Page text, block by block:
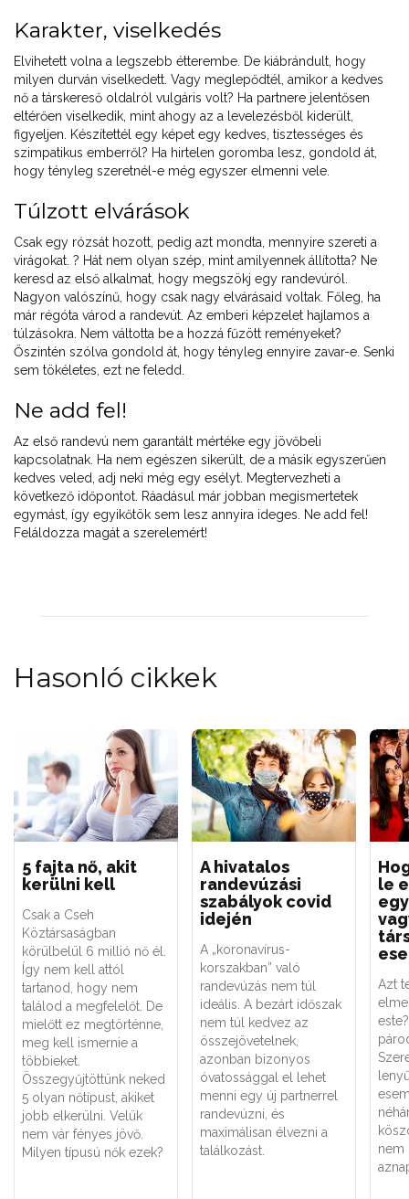
Karakter, viselkedés
Elvihetett volna a legszebb étterembe. De kiábrándult, hogy
milyen durván viselkedett. Vagy meglepődtél, amikor a kedves
nő a társkereső oldalról vulgáris volt? Ha partnere jelentősen
eltérően viselkedik, mint ahogy az a levelezésből kiderült,
figyeljen. Készítettél egy képet egy kedves, tisztességes és
szimpatikus emberről? Ha hirtelen goromba lesz, gondold át,
hogy tényleg szeretnél-e még egyszer elmenni vele.
Túlzott elvárások
Csak egy rózsát hozott, pedig azt mondta, mennyire szereti a
virágokat. ? Hát nem olyan szép, mint amilyennek állította? Ne
keresd az első alkalmat, hogy megszökj egy randevúról.
Nagyon valószínű, hogy csak nagy elvárásaid voltak. Főleg, ha
már régóta várod a randevút. Az emberi képzelet hajlamos a
túlzásokra. Nem váltotta be a hozzá fűzött reményeket?
Őszintén szólva gondold át, hogy tényleg ennyire zavar-e. Senki
sem tökéletes, ezt ne feledd.
Ne add fel!
Az első randevú nem garantált mértéke egy jövőbeli
kapcsolatnak. Ha nem egészen sikerült, de a másik egyszerűen
kedves veled, adj neki még egy esélyt. Megtervezheti a
következő időpontot. Ráadásul már jobban megismertetek
egymást, így egyikőtök sem lesz annyira ideges. Ne add fel!
Feláldozza magát a szerelemért!
Hasonló cikkek
5 fajta nő, akit
kerülni kell
Csak a Cseh
Köztársaságban
körülbelül 6 millió nő él.
Így nem kell attól
tartanod, hogy nem
találod a megfelelőt. De
mielőtt ez megtörténne,
meg kell ismernie a
többieket.
Összegyűjtöttünk neked
5 olyan nőtípust, akiket
jobb elkerülni. Velük
nem vár fényes jövő.
Milyen típusú nők ezek?
A hivatalos
randevúzási
szabályok covid
idején
A „koronavírus-
korszakban” való
randevúzás nem túl
ideális. A bezárt időszak
nem túl kedvez az
összejövetelnek,
azonban bizonyos
óvatossággal el lehet
menni egy új partnerrel
randevúzni, és
maximálisan élvezni a
találkozást.
le
Azt
nem